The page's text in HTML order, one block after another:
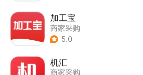
加工宝
商家采购
5.0
机汇
商家采购